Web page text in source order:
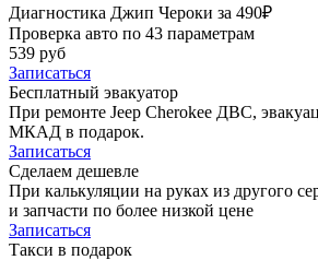
Диагностика Джип Чероки за 490₽
Проверка авто по 43 параметрам
539 руб
Записаться
Бесплатный эвакуатор
При ремонте Jeep Cherokee ДВС,
МКАД в подарок.
Записаться
Сделаем дешевле
При калькуляции на руках из другого
и запчасти по более низкой цене
Записаться
Такси в подарок